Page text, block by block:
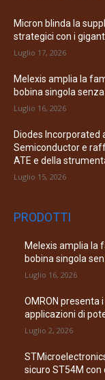
Micron blinda la
strategici con i
Luglio 17, 2026
Melexis amplia la
bobina singola
Luglio 16, 2026
Diodes Incorporated
Semiconductor e
ATE e della
Luglio 15, 2026
PRODOTTI
Melexis amplia la
bobina singola
Luglio 16, 2026
OMRON presenta
applicazioni di
Luglio 2, 2026
sicuro ST54M